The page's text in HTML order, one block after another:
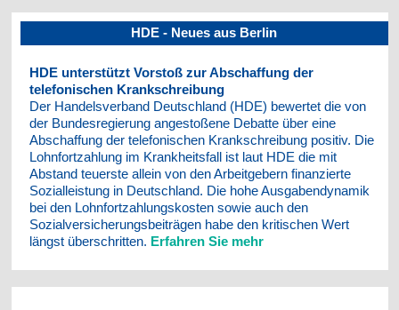
HDE - Neues aus Berlin
HDE unterstützt Vorstoß zur Abschaffung der
telefonischen Krankschreibung
Der Handelsverband Deutschland (HDE) bewertet die von
der Bundesregierung angestoßene Debatte über eine
Abschaffung der telefonischen Krankschreibung positiv. Die
Lohnfortzahlung im Krankheitsfall ist laut HDE die mit
Abstand teuerste allein von den Arbeitgebern finanzierte
Sozialleistung in Deutschland. Die hohe Ausgabendynamik
bei den Lohnfortzahlungskosten sowie auch den
Sozialversicherungsbeiträgen habe den kritischen Wert
längst überschritten. Erfahren Sie mehr